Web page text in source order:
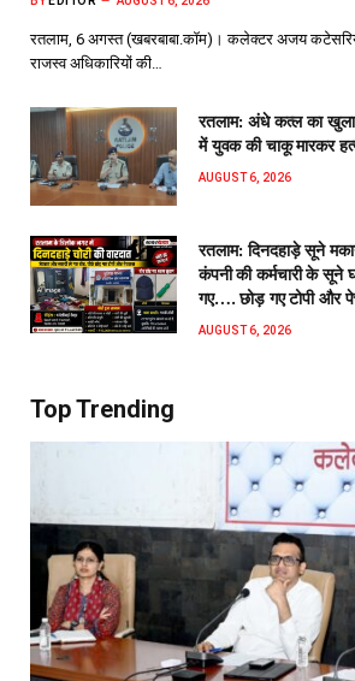
रतलाम, 6 अगस्त (खबरबाबा.कॉम)। कलेक्टर अजय
राजस्व अधिकारियों की…
रतलाम: अंधे कत्ल का
में युवक की चाकू मारकर
AUGUST 6, 2026
रतलाम: दिनदहाड़े सूने
कंपनी की कर्मचारी के
गए…. छोड़ गए टोपी और
AUGUST 6, 2026
Top Trending